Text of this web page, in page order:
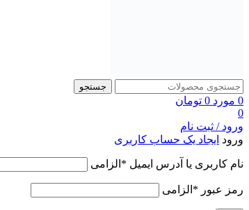
جستجو
0 مورد 0 تومان
0
ورود / ثبت نام
ورود ایجاد یک حساب کاربری
نام کاربری یا آدرس ایمیل * الزامی
رمز عبور * الزامی